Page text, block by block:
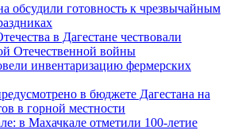
обсудили готовность к чрезвычайным
в Дагестане чествовали
Отечественной войны
инвентаризацию фермерских
в бюджете Дагестана на
в горной местности
в Махачкале отметили 100-летие